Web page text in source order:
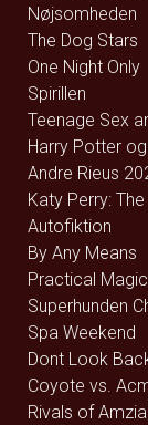
Nøjsomheden
The Dog Stars
One Night Only
Spirillen
Teenage Sex
Harry Potter
Andre Rieus
Katy Perry:
Autofiktion
By Any Means
Practical
Superhunden
Spa Weekend
Dont Look
Coyote vs.
Rivals of